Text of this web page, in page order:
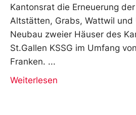
Kantonsrat die Erneuerung
Altstätten, Grabs, Wattwil und
Neubau zweier Häuser des
St.Gallen KSSG im Umfang
Franken.
Weiterlesen